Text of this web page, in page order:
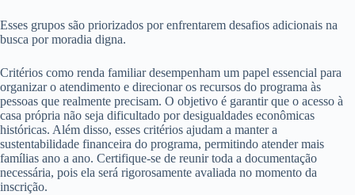
Esses grupos são priorizados por enfrentarem desafios adicionais na
busca por moradia digna.
Critérios como renda familiar desempenham um papel essencial para
organizar o atendimento e direcionar os recursos do programa às
pessoas que realmente precisam. O objetivo é garantir que o acesso à
casa própria não seja dificultado por desigualdades econômicas
históricas. Além disso, esses critérios ajudam a manter a
sustentabilidade financeira do programa, permitindo atender mais
famílias ano a ano. Certifique-se de reunir toda a documentação
necessária, pois ela será rigorosamente avaliada no momento da
inscrição.